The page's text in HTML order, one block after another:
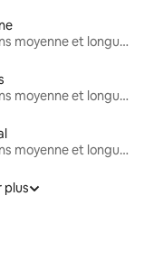
Locations moyenne et longue durée
Locations moyenne et longue durée
Locations moyenne et longue durée
plus